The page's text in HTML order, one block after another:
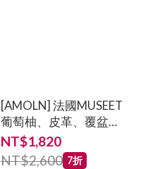
[AMOLN] 法國MUSEET
葡萄柚、皮革、覆盆子
手工香氛蠟燭
NT$1,820
NT$2,600 7折